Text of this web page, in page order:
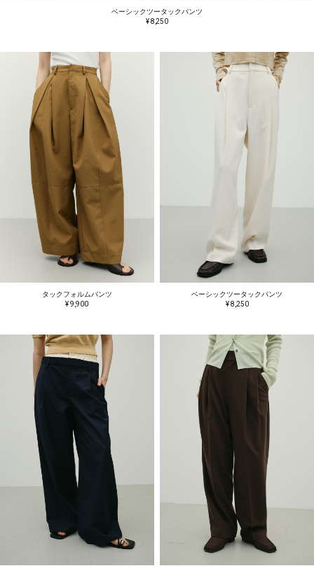
ベーシックツータックパンツ
¥ 8,250
タックフォルムパンツ
¥ 9,900
ベーシックツータックパンツ
¥ 8,250